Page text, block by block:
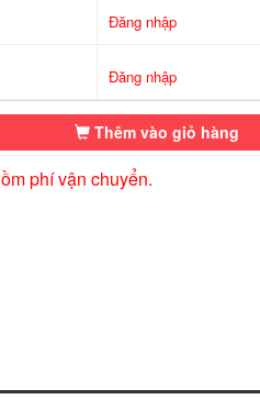
Đăng nhập
Đăng nhập
Thêm vào giỏ hàng
phí vận chuyển.